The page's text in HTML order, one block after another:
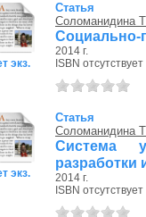
экз.
Статья
Соломанидина
Социально-
2014 г.
ISBN отсутствует
экз.
Статья
Соломанидина
Система
разработки
2014 г.
ISBN отсутствует